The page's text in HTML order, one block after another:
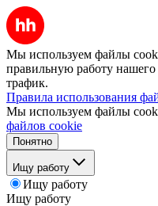
Мы используем файлы
правильную работу нашего
трафик.
Правила использования
Мы используем файлы
файлов cookie
Понятно
Ищу работу
Ищу работу
Ищу работу